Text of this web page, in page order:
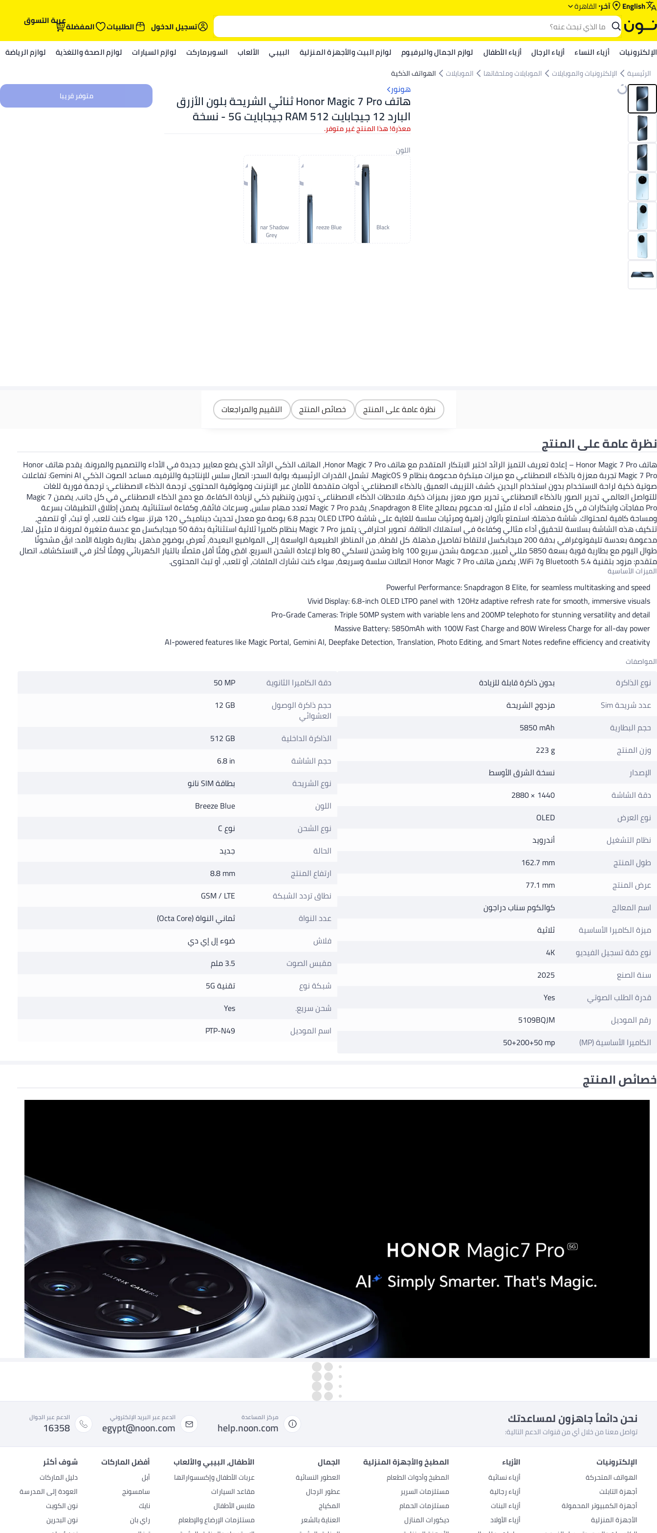
English آخر القاهرة
تسجيل الدخول
الطلبيات المفضلةعربة التسوق
الإلكترونيات أزياء النساء أزياء الرجال أزياء الأطفال لوازم الجمال والبرفيوم لوازم البيت والأجهزة المنزلية البيبي الألعاب السوبرماركت لوازم السيارات لوازم الصحة والتغذية لوازم الرياضة
الرئيسية الإلكترونيات والموبايلات الموبايلات وملحقاتها الموبايلات الهواتف الذكية
هونور
هاتف Honor Magic 7 Pro ثنائي الشريحة بلون الأزرق
البارد 12 جيجابايت RAM 512 جيجابايت 5G - نسخة
الشرق الأوسط
معذرة! هذا المنتج غير متوفر.
اللون
Black
Breeze Blue
Lunar Shadow
Grey
متوفر قريبا
نظرة عامة على المنتج خصائص المنتج التقييم والمراجعات
نظرة عامة على المنتج
هاتف Honor Magic 7 Pro – إعادة تعريف التميز الرائد اختبر الابتكار المتقدم مع هاتف Honor Magic 7 Pro، الهاتف الذكي الرائد الذي يضع معايير جديدة في الأداء والتصميم والمرونة. يقدم هاتف Honor
Magic 7 Pro تجربة معززة بالذكاء الاصطناعي مع ميزات مبتكرة مدعومة بنظام MagicOS 9. تشمل القدرات الرئيسية: بوابة السحر: اتصال سلس للإنتاجية والترفيه. مساعد الصوت الذكي Gemini AI: تفاعلات
صوتية ذكية لراحة الاستخدام بدون استخدام اليدين. كشف التزييف العميق بالذكاء الاصطناعي: أدوات متقدمة للأمان عبر الإنترنت وموثوقية المحتوى. ترجمة الذكاء الاصطناعي: ترجمة فورية للغات
للتواصل العالمي. تحرير الصور بالذكاء الاصطناعي: تحرير صور معزز بميزات ذكية. ملاحظات الذكاء الاصطناعي: تدوين وتنظيم ذكي لزيادة الكفاءة. مع دمج الذكاء الاصطناعي في كل جانب، يضمن Magic 7
Pro مفاجآت وابتكارات في كل منعطف. أداء لا مثيل له: مدعوم بمعالج Snapdragon 8 Elite، يقدم Magic 7 Pro تعدد مهام سلس، وسرعات فائقة، وكفاءة استثنائية. يضمن إطلاق التطبيقات بسرعة
ومساحة كافية لمحتواك. شاشة مذهلة: استمتع بألوان زاهية ومرئيات سلسة للغاية على شاشة OLED LTPO بحجم 6.8 بوصة مع معدل تحديث ديناميكي 120 هرتز. سواء كنت تلعب، أو تبث، أو تتصفح،
تتكيف هذه الشاشة بسلاسة لتحقيق أداء مثالي وكفاءة في استهلاك الطاقة. تصوير احترافي: يتميز Magic 7 Pro بنظام كاميرا ثلاثية استثنائية بدقة 50 ميجابكسل مع عدسة متغيرة لمرونة لا مثيل لها،
مدعومة بعدسة تليفوتوغرافي بدقة 200 ميجابكسل لالتقاط تفاصيل مذهلة. كل لقطة، من المناظر الطبيعية الواسعة إلى المواضيع البعيدة، تُعرض بوضوح مذهل. بطارية طويلة الأمد: ابقَ مشحونًا
طوال اليوم مع بطارية قوية بسعة 5850 مللي أمبير، مدعومة بشحن سريع 100 واط وشحن لاسلكي 80 واط لإعادة الشحن السريع. اقضِ وقتًا أقل متصلًا بالتيار الكهربائي ووقتًا أكثر في الاستكشاف. اتصال
متقدم: مزود بتقنية Bluetooth 5.4 وWiFi 7، يضمن هاتف Honor Magic 7 Pro اتصالات سلسة وسريعة، سواء كنت تشارك الملفات، أو تلعب، أو تبث المحتوى.
الميزات الأساسية
Powerful Performance: Snapdragon 8 Elite, for seamless multitasking and speed
Vivid Display: 6.8-inch OLED LTPO panel with 120Hz adaptive refresh rate for smooth, immersive visuals
Pro-Grade Cameras: Triple 50MP system with variable lens and 200MP telephoto for stunning versatility and detail
Massive Battery: 5850mAh with 100W Fast Charge and 80W Wireless Charge for all-day power
AI-powered features like Magic Portal, Gemini AI, Deepfake Detection, Translation, Photo Editing, and Smart Notes redefine efficiency and creativity
المواصفات
نوع الذاكرة
بدون ذاكرة قابلة للزيادة
عدد شريحة Sim
مزدوج الشريحة
حجم البطارية
5850 mAh
وزن المنتج
223 g
الإصدار
نسخة الشرق الأوسط
دقة الشاشة
2880 × 1440
نوع العرض
OLED
نظام التشغيل
أندرويد
طول المنتج
162.7 mm
عرض المنتج
77.1 mm
اسم المعالج
كوالكوم سناب دراجون
ميزة الكاميرا الأساسية
ثلاثية
نوع دقة تسجيل الفيديو
4K
سنة الصنع
2025
قدرة الطلب الصوتي
Yes
رقم الموديل
5109BQJM
الكاميرا الأساسية (MP)
50+200+50 mp
دقة الكاميرا الثانوية
50 MP
حجم ذاكرة الوصول
العشوائي
12 GB
الذاكرة الداخلية
512 GB
حجم الشاشة
6.8 in
نوع الشريحة
بطاقة SIM نانو
اللون
Breeze Blue
نوع الشحن
نوع C
الحالة
جديد
ارتفاع المنتج
8.8 mm
نطاق تردد الشبكة
GSM / LTE
عدد النواة
ثماني النواة (Octa Core)
فلاش
ضوء إل إي دي
مقبس الصوت
3.5 ملم
شبكة نوع
تقنية 5G
شحن سريع.
Yes
اسم الموديل
PTP-N49
خصائص المنتج
نحن دائماً جاهزون لمساعدتك
تواصل معنا من خلال أي من قنوات الدعم التالية:
مركز المساعدة
help.noon.com
الدعم عبر البريد الإلكتروني
egypt@noon.com
الدعم عبر الجوال
16358
الإلكترونيات
الهواتف المتحركة
أجهزة التابلت
أجهزة الكمبيوتر المحمولة
الأجهزة المنزلية
الأزياء
أزياء نسائية
أزياء رجالية
أزياء البنات
أزياء الأولاد
المطبخ والأجهزة المنزلية
المطبخ وأدوات الطعام
مستلزمات السرير
مستلزمات الحمام
ديكورات المنازل
الجمال
العطور النسائية
عطور الرجال
المكياج
العناية بالشعر
الأطفال، البيبي والألعاب
عربات الأطفال وإكسسواراتها
مقاعد السيارات
ملابس الأطفال
مستلزمات الإرضاع والإطعام
أفضل الماركات
أبل
سامسونج
نايك
راي بان
شوف أكثر
دليل الماركات
العودة إلى المدرسة
نون الكويت
نون البحرين